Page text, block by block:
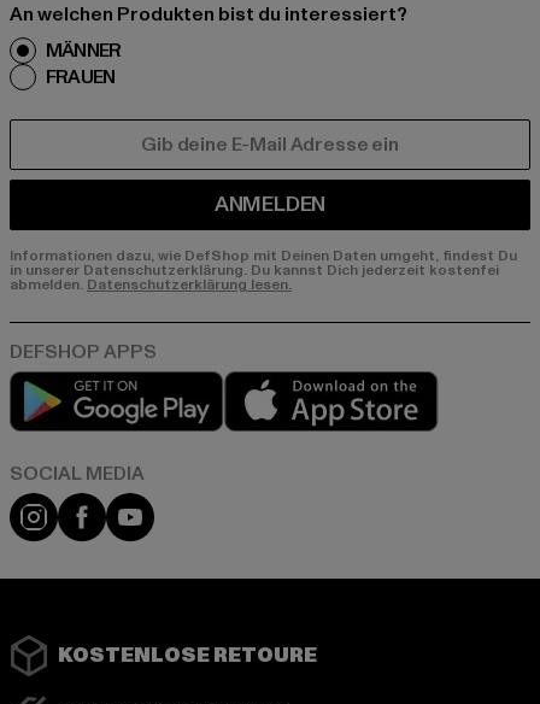
An welchen Produkten bist du interessiert?
MÄNNER
FRAUEN
ANMELDEN
Informationen dazu, wie DefShop mit Deinen Daten umgeht, findest Du
in unserer Datenschutzerklärung. Du kannst Dich jederzeit kostenfei
abmelden. Datenschutzerklärung lesen.
Play market
Instagram
FacebookYouTube
KOSTENLOSE RETOURE